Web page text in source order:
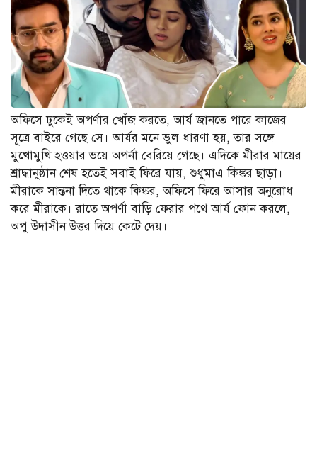
অফিসে ঢুকেই অপর্ণার খোঁজ করতে, আর্য জানতে পারে কাজের
সূত্রে বাইরে গেছে সে। আর্যর মনে ভুল ধারণা হয়, তার সঙ্গে
মুখোমুখি হওয়ার ভয়ে অপর্না বেরিয়ে গেছে। এদিকে মীরার মায়ের
শ্রাদ্ধানুষ্ঠান শেষ হতেই সবাই ফিরে যায়, শুধুমাএ কিঙ্কর ছাড়া।
মীরাকে সান্তনা দিতে থাকে কিঙ্কর, অফিসে ফিরে আসার অনুরোধ
করে মীরাকে। রাতে অপর্ণা বাড়ি ফেরার পথে আর্য ফোন করলে,
অপু উদাসীন উত্তর দিয়ে কেটে দেয়।